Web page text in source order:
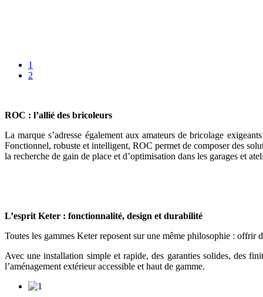
1
2
ROC : l’allié des bricoleurs
La marque s’adresse également aux amateurs de bricolage
Fonctionnel, robuste et intelligent, ROC permet de composer des
la recherche de gain de place et d’optimisation dans les garages et
L’esprit Keter : fonctionnalité, design et durabilité
Toutes les gammes Keter reposent sur une même philosophie :
Avec une installation simple et rapide, des garanties solides, des
l’aménagement extérieur accessible et haut de gamme.